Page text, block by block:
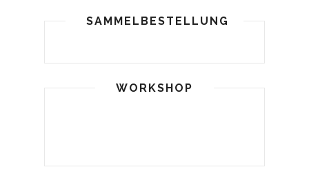
SAMMELBESTELLUNG
WORKSHOP